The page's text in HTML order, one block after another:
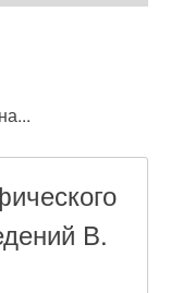
В.